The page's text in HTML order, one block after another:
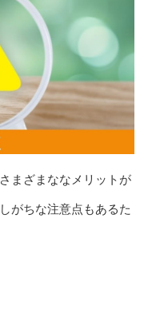
まざまななメリットが
がちな注意点もあるた